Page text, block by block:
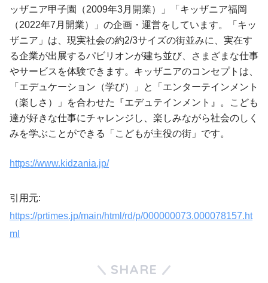
ッザニア甲子園（2009年3月開業）」「キッザニア福岡
（2022年7月開業）」の企画・運営をしています。「キッ
ザニア」は、現実社会の約2/3サイズの街並みに、実在す
る企業が出展するパビリオンが建ち並び、さまざまな仕事
やサービスを体験できます。キッザニアのコンセプトは、
「エデュケーション（学び）」と「エンターテインメント
（楽しさ）」を合わせた『エデュテインメント』。こども
達が好きな仕事にチャレンジし、楽しみながら社会のしく
みを学ぶことができる「こどもが主役の街」です。
https://www.kidzania.jp/
引用元:
https://prtimes.jp/main/html/rd/p/000000073.000078157.ht
ml
SHARE